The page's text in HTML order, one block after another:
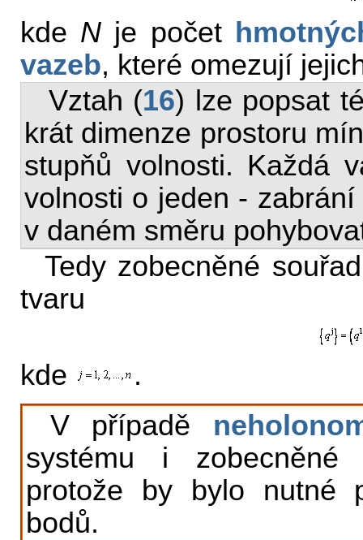
kde N je počet
vazeb, které omezují
Vztah (16) lze popsat
krát dimenze prostoru
stupňů volnosti. Každá
volnosti o jeden -
v daném směru
Tedy zobecněné
tvaru
kde
.
V případě
systému i zobecněné
protože by bylo
bodů.